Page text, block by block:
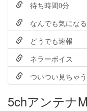
待ち時間0分
なんでも気にな
どうでも速報
ネラーボイス
ついつい見ちゃ
5chアンテナ